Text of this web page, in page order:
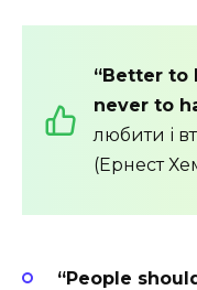
“Better to
never to
любити і
(Ернест
“People